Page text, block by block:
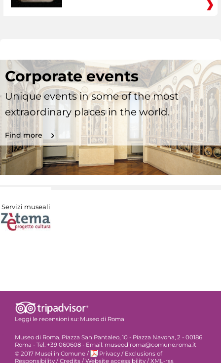
Corporate events
Unique events in some of the most
extraordinary places in the world.
Find more
Servizi museali
Leggi le recensioni su: Museo di Roma
Museo di Roma, Piazza San Pantaleo, 10 - Piazza Navona, 2 - 00186
Roma - Tel. +39 060608 - Email: museodiroma@comune.roma.it
© 2017 Musei in Comune / Privacy / Exclusions of
Responsibility /Credits /Website accessibility /XML-rss